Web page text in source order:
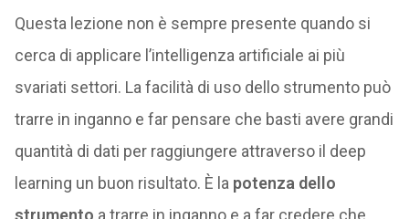
Questa lezione non è sempre presente quando si
cerca di applicare l’intelligenza artificiale ai più
svariati settori. La facilità di uso dello strumento può
trarre in inganno e far pensare che basti avere grandi
quantità di dati per raggiungere attraverso il deep
learning un buon risultato. È la potenza dello
strumento a trarre in inganno e a far credere che